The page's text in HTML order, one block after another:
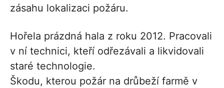
zásahu lokalizaci požáru.
Hořela prázdná hala z roku 2012. Pracovali
v ní technici, kteří odřezávali a likvidovali
staré technologie.
Škodu, kterou požár na drůbeží farmě v